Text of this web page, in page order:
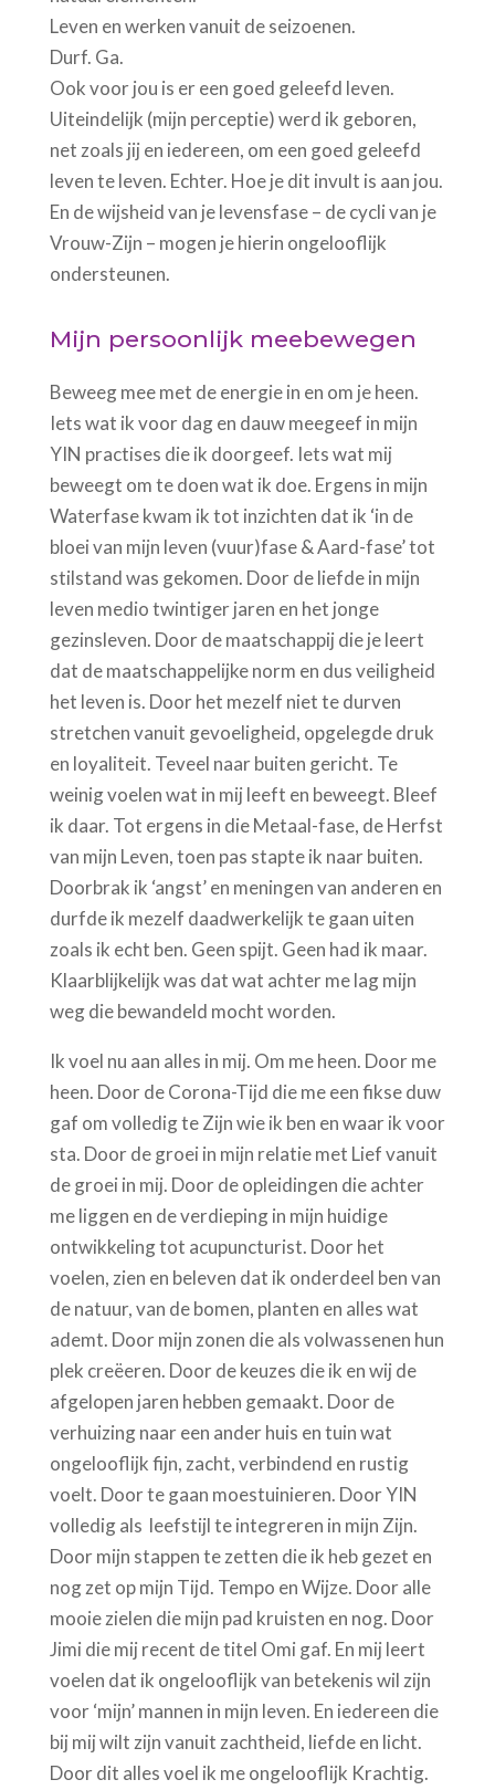
Leven en werken vanuit de seizoenen.
Durf. Ga.
Ook voor jou is er een goed geleefd leven.
Uiteindelijk (mijn perceptie) werd ik geboren,
net zoals jij en iedereen, om een goed geleefd
leven te leven. Echter. Hoe je dit invult is aan jou.
En de wijsheid van je levensfase – de cycli van je
Vrouw-Zijn – mogen je hierin ongelooflijk
ondersteunen.
Mijn persoonlijk meebewegen
Beweeg mee met de energie in en om je heen.
Iets wat ik voor dag en dauw meegeef in mijn
YIN practises die ik doorgeef. Iets wat mij
beweegt om te doen wat ik doe. Ergens in mijn
Waterfase kwam ik tot inzichten dat ik ‘in de
bloei van mijn leven (vuur)fase & Aard-fase’ tot
stilstand was gekomen. Door de liefde in mijn
leven medio twintiger jaren en het jonge
gezinsleven. Door de maatschappij die je leert
dat de maatschappelijke norm en dus veiligheid
het leven is. Door het mezelf niet te durven
stretchen vanuit gevoeligheid, opgelegde druk
en loyaliteit. Teveel naar buiten gericht. Te
weinig voelen wat in mij leeft en beweegt. Bleef
ik daar. Tot ergens in die Metaal-fase, de Herfst
van mijn Leven, toen pas stapte ik naar buiten.
Doorbrak ik ‘angst’ en meningen van anderen en
durfde ik mezelf daadwerkelijk te gaan uiten
zoals ik echt ben. Geen spijt. Geen had ik maar.
Klaarblijkelijk was dat wat achter me lag mijn
weg die bewandeld mocht worden.
Ik voel nu aan alles in mij. Om me heen. Door me
heen. Door de Corona-Tijd die me een fikse duw
gaf om volledig te Zijn wie ik ben en waar ik voor
sta. Door de groei in mijn relatie met Lief vanuit
de groei in mij. Door de opleidingen die achter
me liggen en de verdieping in mijn huidige
ontwikkeling tot acupuncturist. Door het
voelen, zien en beleven dat ik onderdeel ben van
de natuur, van de bomen, planten en alles wat
ademt. Door mijn zonen die als volwassenen hun
plek creëeren. Door de keuzes die ik en wij de
afgelopen jaren hebben gemaakt. Door de
verhuizing naar een ander huis en tuin wat
ongelooflijk fijn, zacht, verbindend en rustig
voelt. Door te gaan moestuinieren. Door YIN
volledig als leefstijl te integreren in mijn Zijn.
Door mijn stappen te zetten die ik heb gezet en
nog zet op mijn Tijd. Tempo en Wijze. Door alle
mooie zielen die mijn pad kruisten en nog. Door
Jimi die mij recent de titel Omi gaf. En mij leert
voelen dat ik ongelooflijk van betekenis wil zijn
voor ‘mijn’ mannen in mijn leven. En iedereen die
bij mij wilt zijn vanuit zachtheid, liefde en licht.
Door dit alles voel ik me ongelooflijk Krachtig.